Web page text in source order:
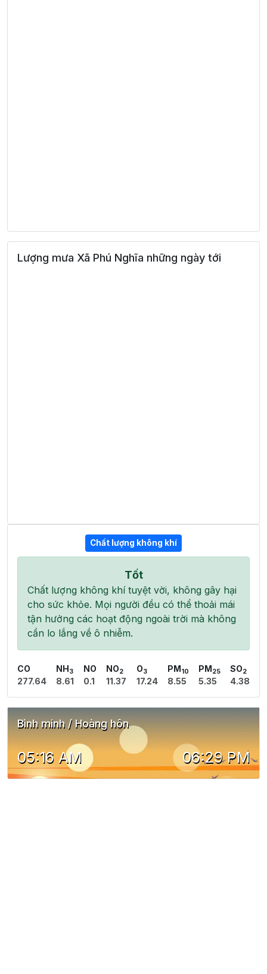
Lượng mưa Xã Phú Nghĩa những ngày tới
Chất lượng không khí
Tốt
Chất lượng không khí tuyệt vời, không gây hại
cho sức khỏe. Mọi người đều có thể thoải mái
tận hưởng các hoạt động ngoài trời mà không
cần lo lắng về ô nhiễm.
CO
277.64
NH 3
8.61
NO
0.1
NO2
11.37
O3
17.24
PM 10
8.55
PM 25
5.35
SO2
4.38
Bình minh / Hoàng hôn
05:16 AM 06:29 PM